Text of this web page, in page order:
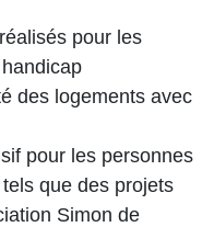
pour les
des logements avec
pour les personnes
que des projets
Simon de